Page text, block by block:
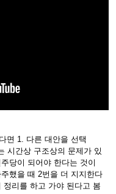
면 1. 다른 대안을 선택
시간상 구조상의 문제가 있
당이 되어야 한다는 것이
했을 때 2번을 더 지지한다
정리를 하고 가야 된다고 봄